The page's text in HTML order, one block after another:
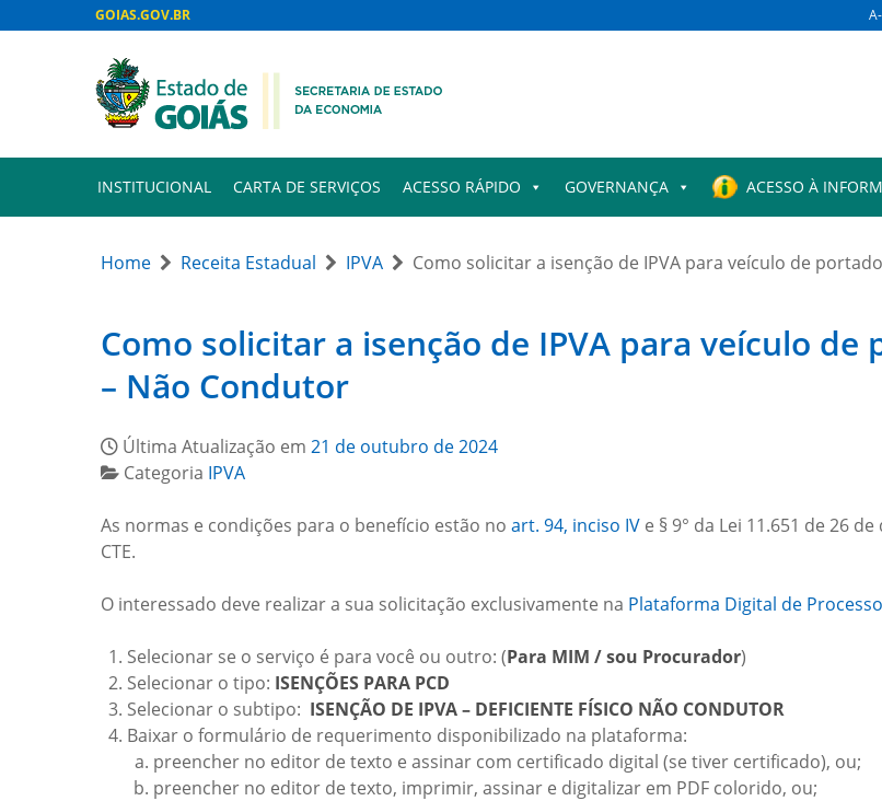
GOIAS.GOV.BR A-
INSTITUCIONAL CARTA DE SERVIÇOS ACESSO RÁPIDO GOVERNANÇA ACESSO À
Home Receita Estadual IPVA Como solicitar a isenção de IPVA para veículo de
Como solicitar a isenção de IPVA para veículo de
– Não Condutor
Última Atualização em 21 de outubro de 2024
Categoria IPVA
As normas e condições para o benefício estão no art. 94, inciso IV e § 9° da Lei 11.651 de 26
CTE.
O interessado deve realizar a sua solicitação exclusivamente na Plataforma Digital de
Selecionar se o serviço é para você ou outro: (Para MIM / sou Procurador)
Selecionar o tipo: ISENÇÕES PARA PCD
Selecionar o subtipo: ISENÇÃO DE IPVA – DEFICIENTE FÍSICO NÃO CONDUTOR
Baixar o formulário de requerimento disponibilizado na plataforma:
preencher no editor de texto e assinar com certificado digital (se tiver certificado), ou;
preencher no editor de texto, imprimir, assinar e digitalizar em PDF colorido, ou;